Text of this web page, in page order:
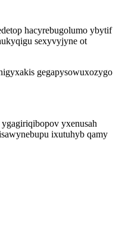
hacyrebugolumo ybytif
sexyvyjyne ot
gegapysowuxozygo
yxenusah
ixutuhyb qamy